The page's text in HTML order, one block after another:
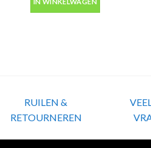
RUILEN &
RETOURNEREN